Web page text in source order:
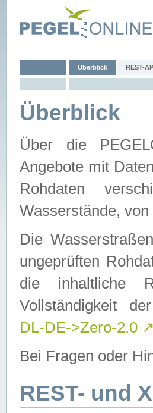
Überblick REST-
Überblick
Über die
Angebote mit
Rohdaten
Wasserstände,
Die
ungeprüften
die inhaltliche
Vollständigkeit
DL-DE->Zero-2.0 ↗
Bei Fragen oder
REST- und